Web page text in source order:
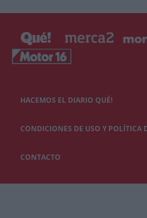
HACEMOS EL DIARIO QUÉ!
CONDICIONES DE USO Y POLÍTICA
CONTACTO